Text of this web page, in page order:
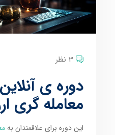
3 نظر
دوره ی
معامله گری
این دوره برای علاقمندان به